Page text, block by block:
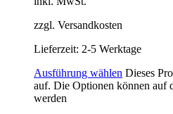
zzgl. Versandkosten
Lieferzeit: 2-5 Werktage
Ausführung wählen Dieses
auf. Die Optionen können auf
werden